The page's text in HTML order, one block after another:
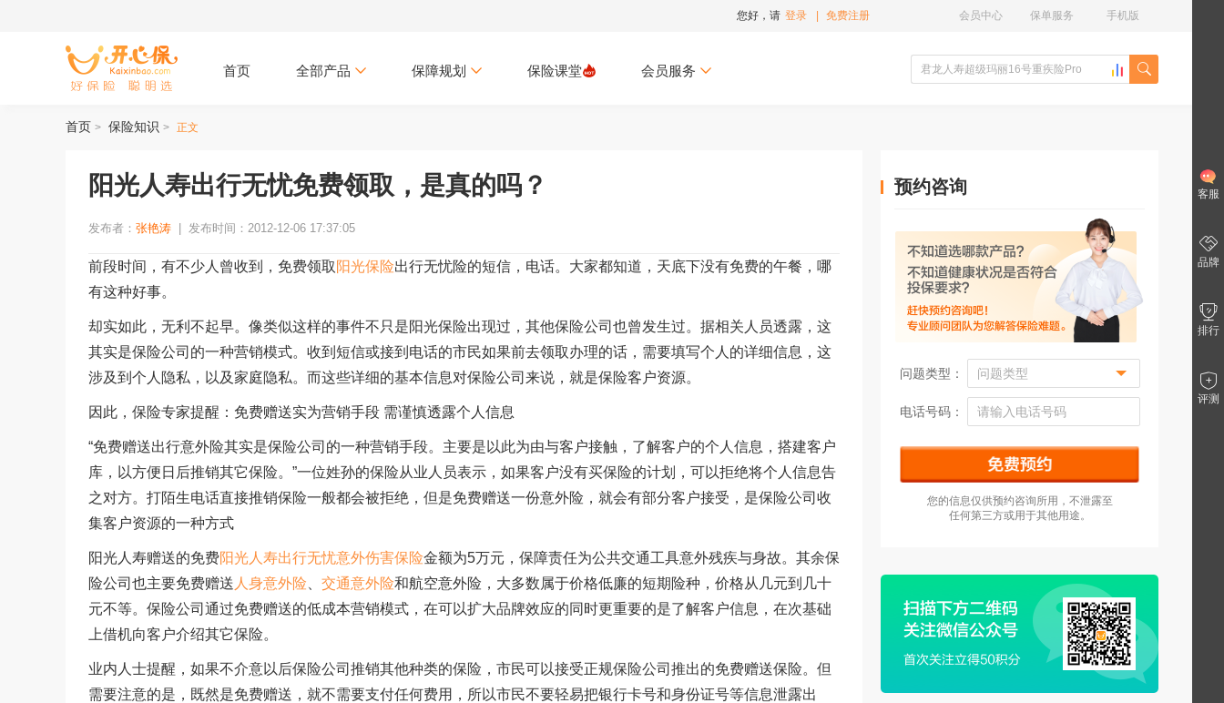
您好，请 登录 免费注册 手机版
保单服务
会员中心
首页 全部产品 保障规划 保险课堂 会员服务
首页 > 保险知识 > 正文
阳光人寿出行无忧免费领取，是真的吗？
发布者： 张艳涛 发布时间：2012-12-06 17:37:05
前段时间，有不少人曾收到，免费领取 阳光保险出行无忧险的短信，电话。大家都知道，天底下没有免费的午餐，哪
有这种好事。
却实如此，无利不起早。像类似这样的事件不只是阳光保险出现过，其他保险公司也曾发生过。据相关人员透露，这
其实是保险公司的一种营销模式。收到短信或接到电话的市民如果前去领取办理的话，需要填写个人的详细信息，这
涉及到个人隐私，以及家庭隐私。而这些详细的基本信息对保险公司来说，就是保险客户资源。
因此，保险专家提醒：免费赠送实为营销手段 需谨慎透露个人信息
“免费赠送出行意外险其实是保险公司的一种营销手段。主要是以此为由与客户接触，了解客户的个人信息，搭建客户
库，以方便日后推销其它保险。”一位姓孙的保险从业人员表示，如果客户没有买保险的计划，可以拒绝将个人信息告
之对方。打陌生电话直接推销保险一般都会被拒绝，但是免费赠送一份意外险，就会有部分客户接受，是保险公司收
集客户资源的一种方式
阳光人寿赠送的免费阳光人寿出行无忧意外伤害保险金额为5万元，保障责任为公共交通工具意外残疾与身故。其余保
险公司也主要免费赠送 人身意外险 交通意外险和航空意外险，大多数属于价格低廉的短期险种，价格从几元到几十
元不等。保险公司通过免费赠送的低成本营销模式，在可以扩大品牌效应的同时更重要的是了解客户信息，在次基础
上借机向客户介绍其它保险。
业内人士提醒，如果不介意以后保险公司推销其他种类的保险，市民可以接受正规保险公司推出的免费赠送保险。但
需要注意的是，既然是免费赠送，就不需要支付任何费用，所以市民不要轻易把银行卡号和身份证号等信息泄露出
预约咨询
问题类型：
电话号码：
您的信息仅供预约咨询所用，不泄露至
任何第三方或用于其他用途。
客服
品牌
排行
评测